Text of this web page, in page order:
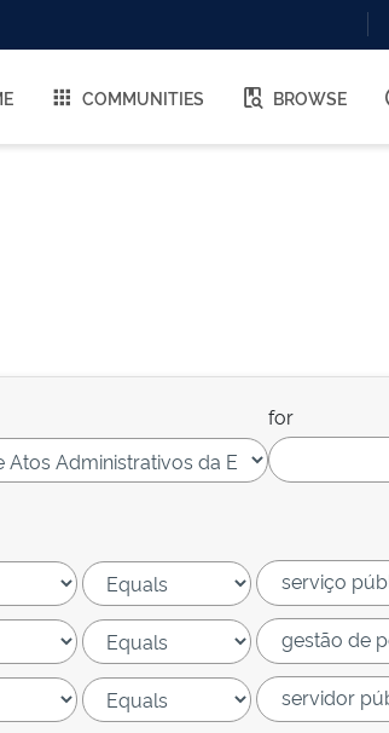
COMMUNITIES BROWSE
for